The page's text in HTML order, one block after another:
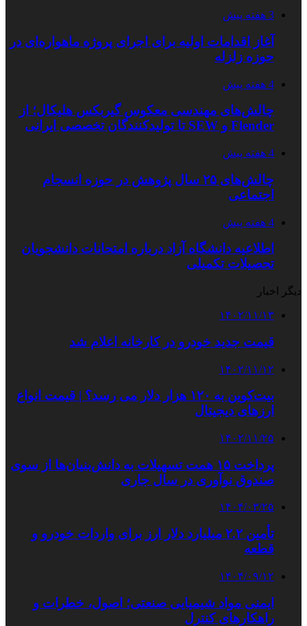
3 هفته پیش
آغاز اقدامات اولیه برای اجرای پروژه ماهواره‌ای در
حوزه زلزله
4 هفته پیش
چالش‌های مهندسی معکوس گیربکس هلیکال؛ از
Flender و SEW تا تولیدکنندگان تخصصی ایرانی
4 هفته پیش
چالش‌های ۲۵ سال پژوهش در حوزه انسجام
اجتماعی
4 هفته پیش
اطلاعیه دانشگاه آزاد درباره امتحانات دانشجویان
تحصیلات تکمیلی
دیگر اخبار
۱۴۰۲/۱۱/۱۳
قیمت جدید خودرو در کارخانه اعلام شد
۱۴۰۲/۱۱/۱۲
بیت‌کوین به ۱۲۰ هزار دلار می رسد؟ | قیمت انواع
ارزهای دیجیتال
۱۴۰۲/۱۱/۲۵
پرداخت ۱۵ همت تسهیلات به دانش‌بنیان‌ها از سوی
صندوق نوآوری در سال جاری
۱۴۰۴/۰۳/۲۵
تأمین ۲.۲ میلیارد دلار ارز برای واردات خودرو و
قطعه
۱۴۰۴/۰۹/۱۲
ایمنی مواد شیمیایی صنعتی؛ اصول، خطرات و
راهکارهای کنترل